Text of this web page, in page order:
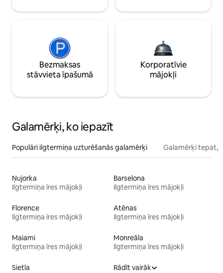
Bezmaksas
stāvvieta īpašumā
Korporatīvie
mājokļi
Galamērķi, ko iepazīt
Populāri ilgtermiņa uzturēšanās galamērķi Galamērķi tepat,
Ņujorka
Ilgtermiņa īres mājokļi
Barselona
Ilgtermiņa īres mājokļi
Florence
Ilgtermiņa īres mājokļi
Atēnas
Ilgtermiņa īres mājokļi
Maiami
Ilgtermiņa īres mājokļi
Monreāla
Ilgtermiņa īres mājokļi
Sietla
Rādīt vairāk